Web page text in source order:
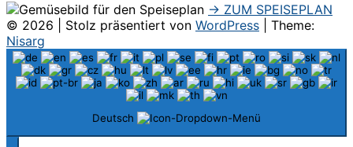
→ ZUM SPEISEPLAN
© 2026
Stolz präsentiert von WordPress
Theme:
Nisarg
Deutsch